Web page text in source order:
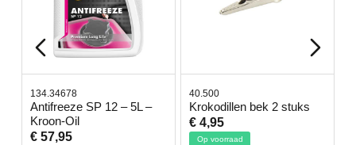
134.34678
Antifreeze SP 12 – 5L –
Kroon-Oil
€ 57,95
40.500
Krokodillen bek 2 stuks
€ 4,95
Op voorraad